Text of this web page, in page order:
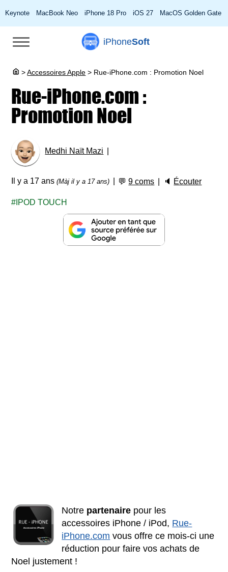
Keynote MacBook Neo iPhone 18 Pro iOS 27 MacOS Golden Gate
iPhoneSoft
> Accessoires Apple > Rue-iPhone.com : Promotion Noel
Rue-iPhone.com :
Promotion Noel
Medhi Naït Mazi
Il y a 17 ans(Màj il y a 17 ans) 💬9 coms 🔈 Écouter
IPOD TOUCH
Notre partenaire pour les
accessoires iPhone / iPod, Rue-
iPhone.com vous offre ce mois-ci une
réduction pour faire vos achats de
Noel justement !